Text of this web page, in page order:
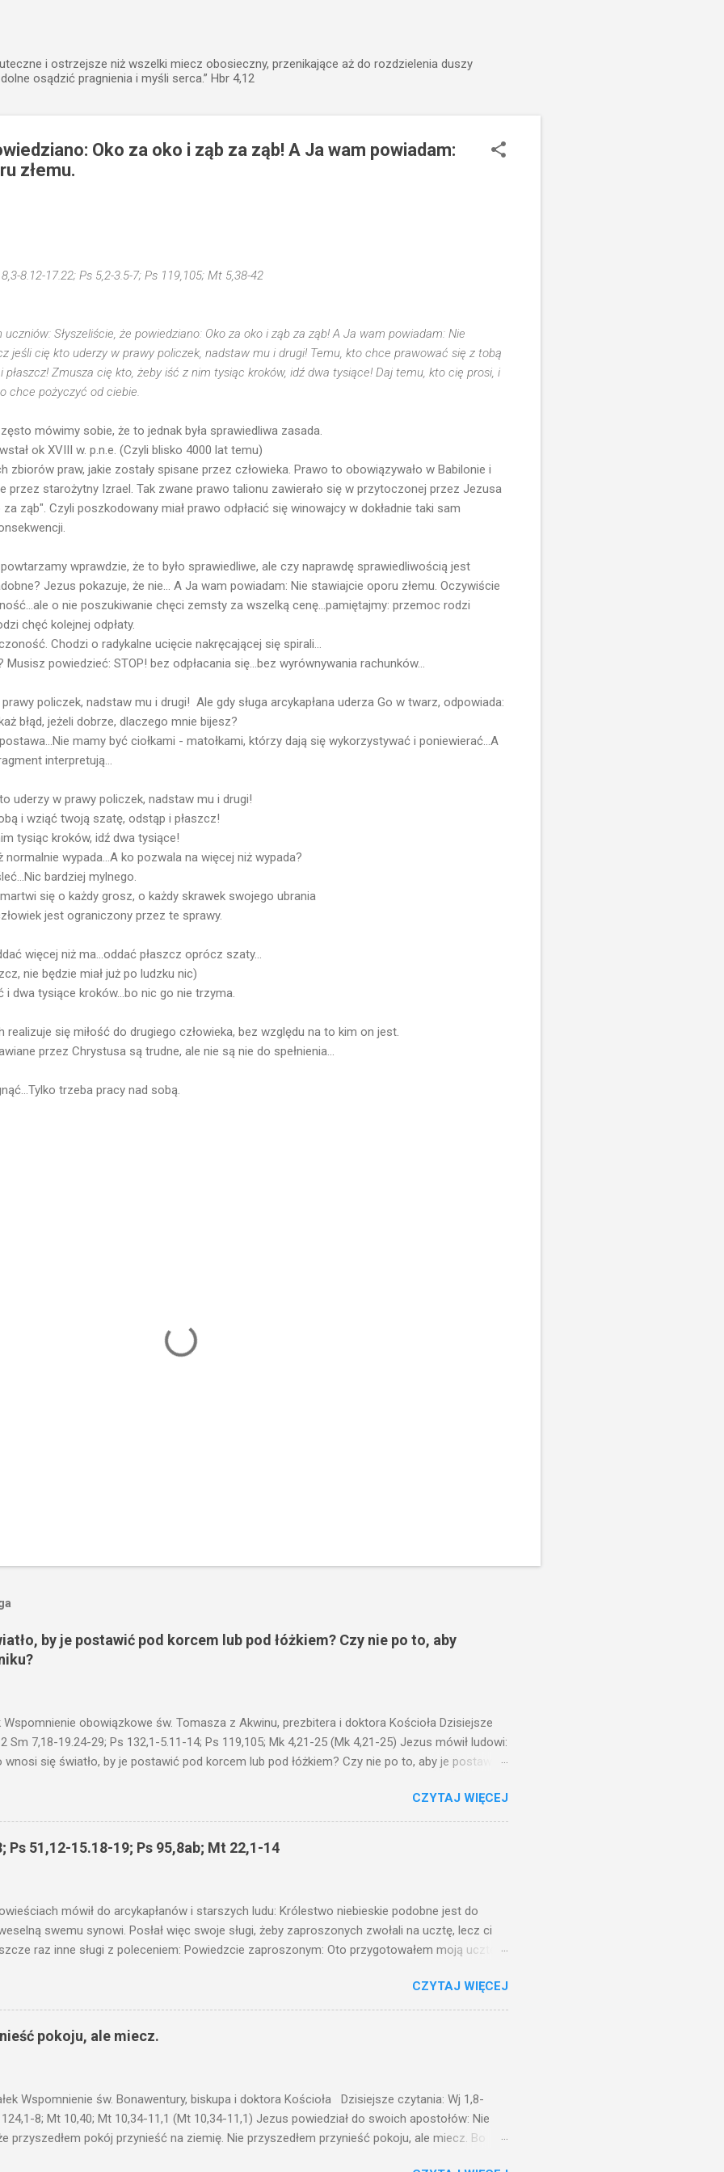
i ostrzejsze niż wszelki miecz obosieczny, przenikające aż do rozdzielenia duszy
osądzić pragnienia i myśli serca.” Hbr 4,12
Oko za oko i ząb za ząb! A Ja wam powiadam:
złemu.
8.12-17.22; Ps 5,2-3.5-7; Ps 119,105; Mt 5,38-42
Słyszeliście, że powiedziano: Oko za oko i ząb za ząb! A Ja wam powiadam: Nie
jeśli cię kto uderzy w prawy policzek, nadstaw mu i drugi! Temu, kto chce prawować się z tobą
Zmusza cię kto, żeby iść z nim tysiąc kroków, idź dwa tysiące! Daj temu, kto cię prosi, i
chce pożyczyć od ciebie.
mówimy sobie, że to jednak była sprawiedliwa zasada.
ok XVIII w. p.n.e. (Czyli blisko 4000 lat temu)
zbiorów praw, jakie zostały spisane przez człowieka. Prawo to obowiązywało w Babilonie i
przez starożytny Izrael. Tak zwane prawo talionu zawierało się w przytoczonej przez Jezusa
ząb". Czyli poszkodowany miał prawo odpłacić się winowajcy w dokładnie taki sam
wprawdzie, że to było sprawiedliwe, ale czy naprawdę sprawiedliwością jest
Jezus pokazuje, że nie... A Ja wam powiadam: Nie stawiajcie oporu złemu. Oczywiście
o nie poszukiwanie chęci zemsty za wszelką cenę...pamiętajmy: przemoc rodzi
chęć kolejnej odpłaty.
Chodzi o radykalne ucięcie nakręcającej się spirali...
powiedzieć: STOP! bez odpłacania się...bez wyrównywania rachunków...
policzek, nadstaw mu i drugi! Ale gdy sługa arcykapłana uderza Go w twarz, odpowiada:
błąd, jeżeli dobrze, dlaczego mnie bijesz?
mamy być ciołkami - matołkami, którzy dają się wykorzystywać i poniewierać...A
interpretują...
uderzy w prawy policzek, nadstaw mu i drugi!
i wziąć twoją szatę, odstąp i płaszcz!
tysiąc kroków, idź dwa tysiące!
normalnie wypada...A ko pozwala na więcej niż wypada?
bardziej mylnego.
martwi się o każdy grosz, o każdy skrawek swojego ubrania
jest ograniczony przez te sprawy.
więcej niż ma...oddać płaszcz oprócz szaty...
nie będzie miał już po ludzku nic)
dwa tysiące kroków...bo nic go nie trzyma.
realizuje się miłość do drugiego człowieka, bez względu na to kim on jest.
przez Chrystusa są trudne, ale nie są nie do spełnienia...
trzeba pracy nad sobą.
by je postawić pod korcem lub pod łóżkiem? Czy nie po to, aby
Wspomnienie obowiązkowe św. Tomasza z Akwinu, prezbitera i doktora Kościoła Dzisiejsze
Sm 7,18-19.24-29; Ps 132,1-5.11-14; Ps 119,105; Mk 4,21-25 (Mk 4,21-25) Jezus mówił ludowi:
wnosi się światło, by je postawić pod korcem lub pod łóżkiem? Czy nie po to, aby je postawić
I mówił im: Uważajcie na to, czego słuchacie. Taką samą miarą, jaką wy mierzycie,
i jeszcze wam dołożą. Bo kto ma, temu będzie dane; a kto nie ma, pozbawią go i tego, co
fragmencie z Ewangelii Jezus kontynuuje przypowieści.... Czy po to wnosi się światło,
pod korcem lub pod łóżkiem? Czy nie po to, aby je postawić na świeczniku? Nie ma
CZYTAJ WIĘCEJ
Ps 51,12-15.18-19; Ps 95,8ab; Mt 22,1-14
mówił do arcykapłanów i starszych ludu: Królestwo niebieskie podobne jest do
swemu synowi. Posłał więc swoje sługi, żeby zaproszonych zwołali na ucztę, lecz ci
raz inne sługi z poleceniem: Powiedzcie zaproszonym: Oto przygotowałem moją ucztę:
a inni pochwycili jego sługi i znieważywszy [ich], pozabijali. Na to król uniósł się
i kazał wytracić owych zabójców, a miasto ich spalić. Wtedy rzekł swoim sługom: Uczta
nie byli jej godni. Idźcie więc na rozstajne drogi i zaproście na ucztę wszystkich,
wyszli na drogi i sprowadzili wszystkich, których napotkali: złych i dobrych. I sala zapełniła się
się pr...
CZYTAJ WIĘCEJ
pokoju, ale miecz.
Wspomnienie św. Bonawentury, biskupa i doktora Kościoła Dzisiejsze czytania: Wj 1,8-
124,1-8; Mt 10,40; Mt 10,34-11,1 (Mt 10,34-11,1) Jezus powiedział do swoich apostołów: Nie
przyszedłem pokój przynieść na ziemię. Nie przyszedłem przynieść pokoju, ale miecz. Bo